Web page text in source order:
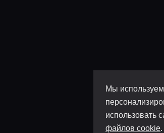
Мы
использовать
файлов cookie.